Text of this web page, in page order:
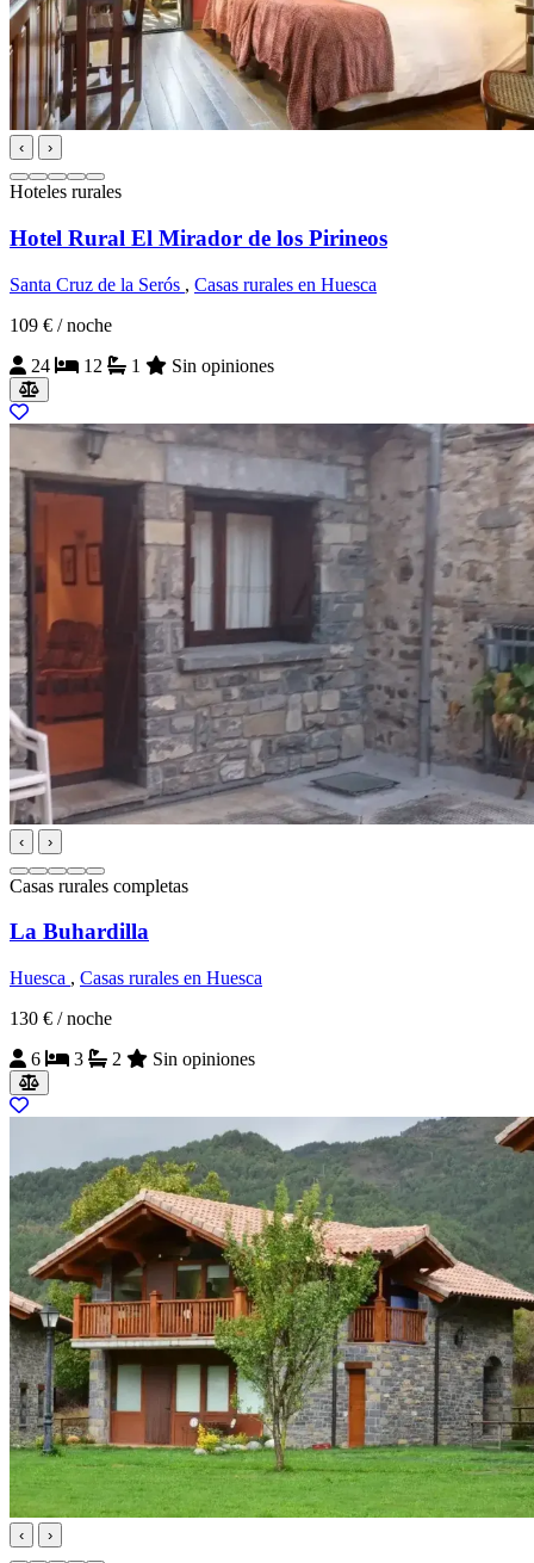
‹ ›
Hoteles rurales
Hotel Rural El Mirador de los Pirineos
Santa Cruz de la Serós , Casas rurales en Huesca
109 € / noche
24
12 1 Sin opiniones
‹ ›
Casas rurales completas
La Buhardilla
Huesca , Casas rurales en Huesca
130 € / noche
6
3 2 Sin opiniones
‹ ›